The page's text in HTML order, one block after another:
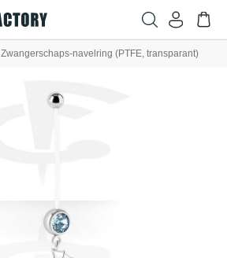
Zwangerschaps-navelring (PTFE, transparant)